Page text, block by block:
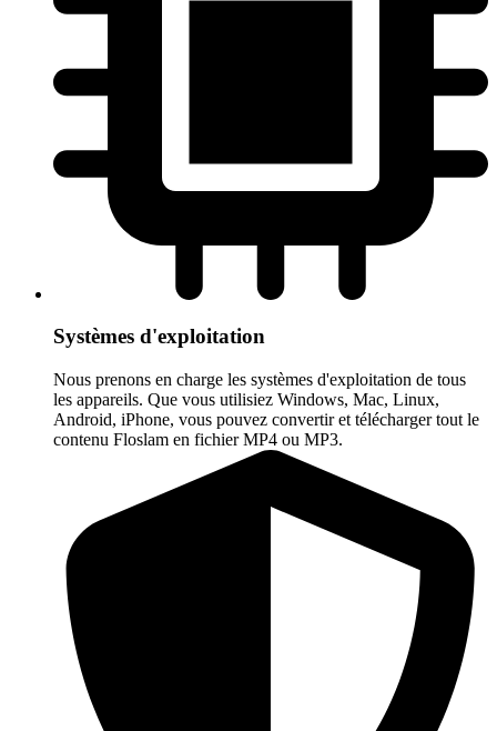
Systèmes d'exploitation
Nous prenons en charge les systèmes d'exploitation de tous
les appareils. Que vous utilisiez Windows, Mac, Linux,
Android, iPhone, vous pouvez convertir et télécharger tout le
contenu Floslam en fichier MP4 ou MP3.